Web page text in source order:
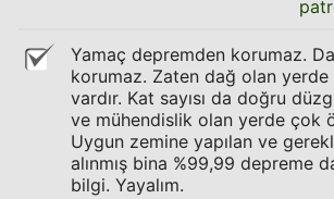
Yamaç depremden korumaz.
korumaz. Zaten dağ olan
vardır. Kat sayısı da doğru
ve mühendislik olan yerde çok
Uygun zemine yapılan ve
alınmış bina %99,99 depreme
bilgi. Yayalım.